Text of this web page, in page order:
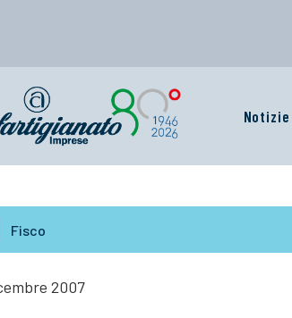
Fisco
2007